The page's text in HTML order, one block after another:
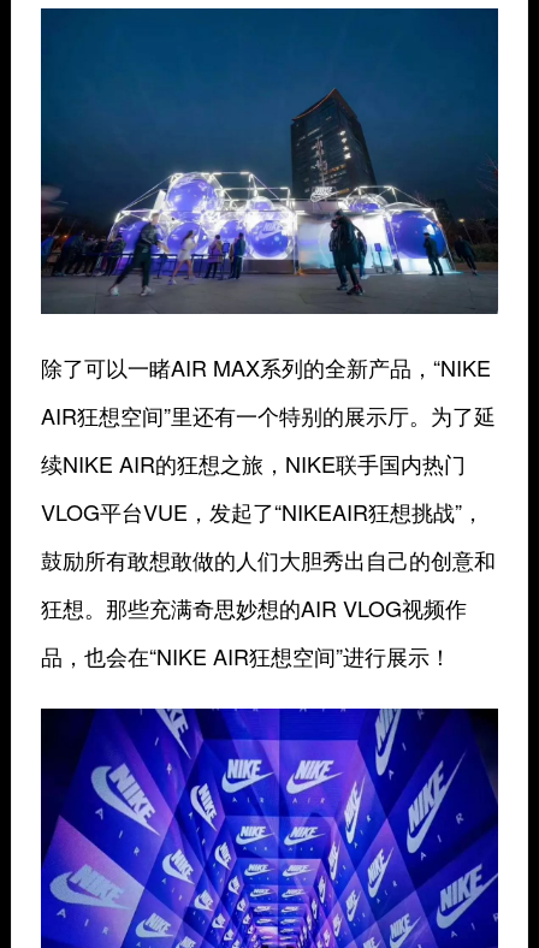
除了可以一睹AIR MAX系列的全新产品，“NIKE
AIR狂想空间”里还有一个特别的展示厅。为了延
续NIKE AIR的狂想之旅，NIKE联手国内热门
VLOG平台VUE，发起了“NIKEAIR狂想挑战”，
鼓励所有敢想敢做的人们大胆秀出自己的创意和
狂想。那些充满奇思妙想的AIR VLOG视频作
品，也会在“NIKE AIR狂想空间”进行展示！